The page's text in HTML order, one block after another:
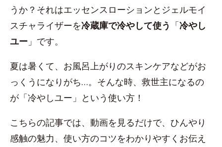
うか？それはエッセンスローションとジェルモイ
スチャライザーを冷蔵庫で冷やして使う 「冷やし
ユー 」です。
夏は暑くて、お風呂上がりのスキンケアなどがお
っくうになりがち…。そんな時、救世主になるの
が「冷やしユー」という使い方！
こちらの記事では、動画を見るだけで、ひんやり
感触の魅力、使い方のコツをわかりやすくお伝え